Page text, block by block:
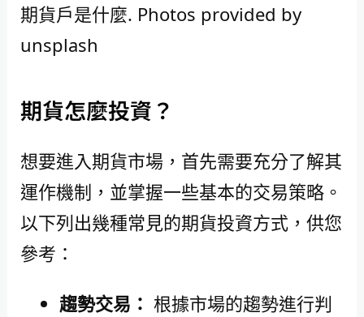
期貨戶是什麼. Photos provided by
unsplash
期貨怎麼投資？
想要進入期貨市場，首先需要充分了解其
運作機制，並掌握一些基本的交易策略。
以下列出幾種常見的期貨投資方式，供您
參考：
趨勢交易： 根據市場的趨勢進行判